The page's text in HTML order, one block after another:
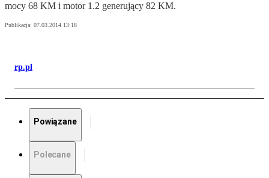
mocy 68 KM i motor 1.2 generujący 82 KM.
Publikacja: 07.03.2014 13:18
rp.pl
Powiązane
Polecane